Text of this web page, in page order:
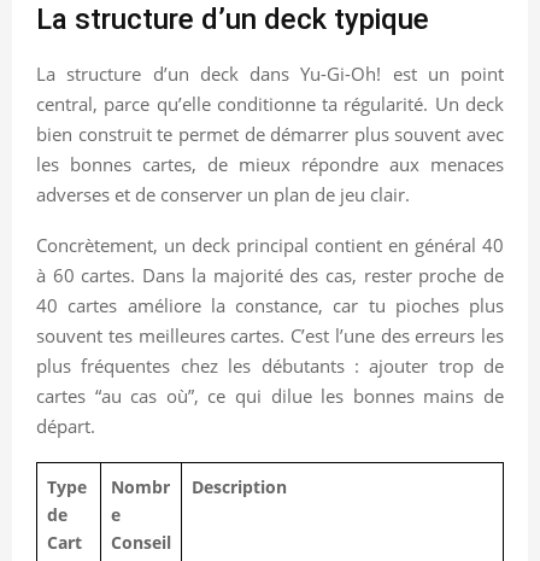
La structure d’un deck typique
La structure d’un deck dans Yu-Gi-Oh! est un point
central, parce qu’elle conditionne ta régularité. Un deck
bien construit te permet de démarrer plus souvent avec
les bonnes cartes, de mieux répondre aux menaces
adverses et de conserver un plan de jeu clair.
Concrètement, un deck principal contient en général 40
à 60 cartes. Dans la majorité des cas, rester proche de
40 cartes améliore la constance, car tu pioches plus
souvent tes meilleures cartes. C’est l’une des erreurs les
plus fréquentes chez les débutants : ajouter trop de
cartes “au cas où”, ce qui dilue les bonnes mains de
départ.
Type
de
Cart
Nombr
e
Conseil
Description